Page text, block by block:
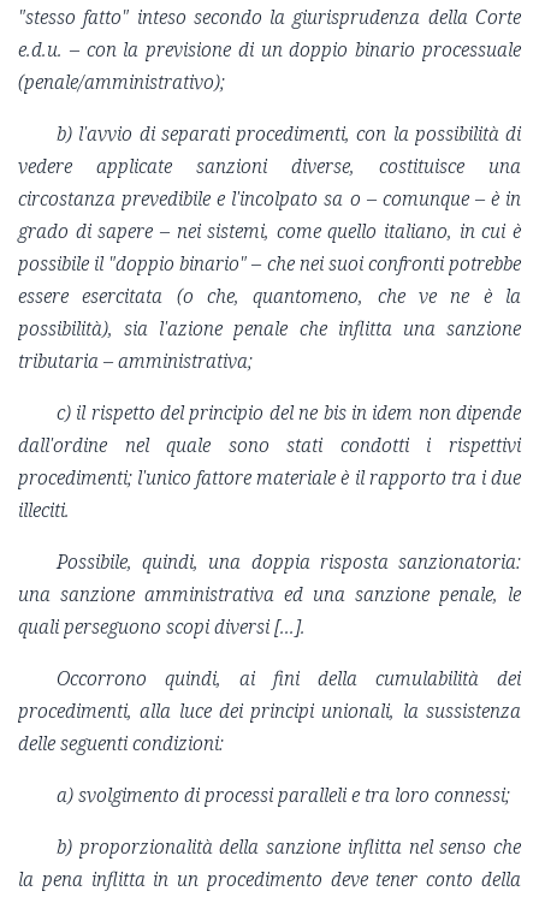
"stesso fatto" inteso secondo la giurisprudenza della Corte
e.d.u. – con la previsione di un doppio binario processuale
(penale/amministrativo);
b) l'avvio di separati procedimenti, con la possibilità di
vedere applicate sanzioni diverse, costituisce una
circostanza prevedibile e l'incolpato sa o – comunque – è in
grado di sapere – nei sistemi, come quello italiano, in cui è
possibile il "doppio binario" – che nei suoi confronti potrebbe
essere esercitata (o che, quantomeno, che ve ne è la
possibilità), sia l'azione penale che inflitta una sanzione
tributaria – amministrativa;
c) il rispetto del principio del ne bis in idem non dipende
dall'ordine nel quale sono stati condotti i rispettivi
procedimenti; l'unico fattore materiale è il rapporto tra i due
illeciti.
Possibile, quindi, una doppia risposta sanzionatoria:
una sanzione amministrativa ed una sanzione penale, le
quali perseguono scopi diversi [...].
Occorrono quindi, ai fini della cumulabilità dei
procedimenti, alla luce dei principi unionali, la sussistenza
delle seguenti condizioni:
a) svolgimento di processi paralleli e tra loro connessi;
b) proporzionalità della sanzione inflitta nel senso che
la pena inflitta in un procedimento deve tener conto della